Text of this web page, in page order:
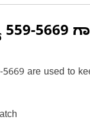
559-5669
are used to